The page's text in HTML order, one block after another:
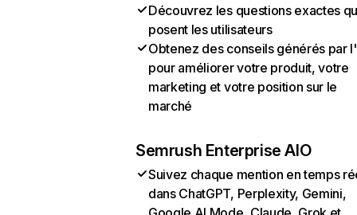
Découvrez les questions exactes
posent les utilisateurs
Obtenez des conseils générés par
pour améliorer votre produit, votre
marketing et votre position sur le
marché
Semrush Enterprise AIO
Suivez chaque mention en temps
dans ChatGPT, Perplexity, Gemini,